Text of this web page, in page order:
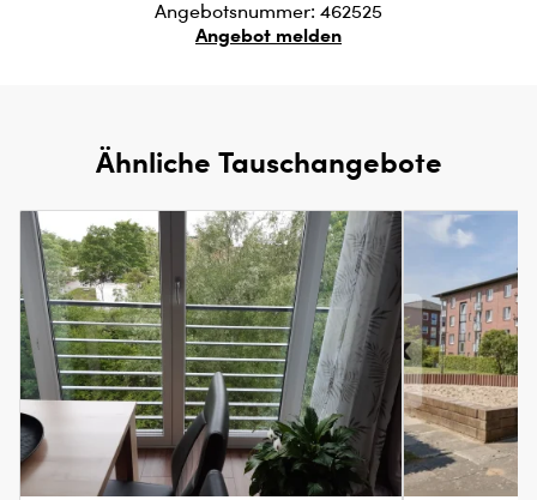
Angebotsnummer: 462525
Angebot melden
Ähnliche Tauschangebote